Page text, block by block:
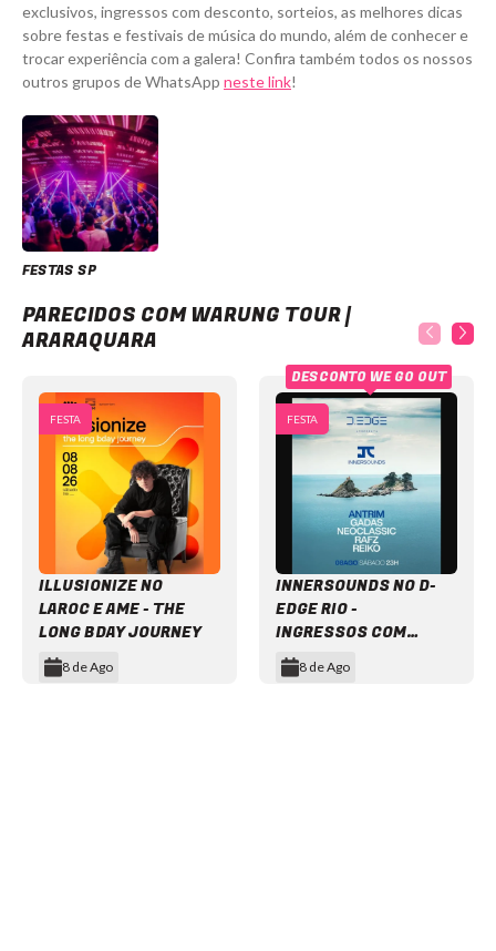
exclusivos, ingressos com desconto, sorteios, as melhores dicas
sobre festas e festivais de música do mundo, além de conhecer e
trocar experiência com a galera! Confira também todos os nossos
outros grupos de WhatsApp neste link!
FESTAS SP
PARECIDOS COM WARUNG TOUR |
ARARAQUARA
FESTA
ILLUSIONIZE NO
LAROC E AME - THE
LONG BDAY JOURNEY
8 de Ago
FESTA
INNERSOUNDS NO D-
EDGE RIO -
INGRESSOS COM
DESCONTO
8 de Ago
DESCONTO WE GO OUT